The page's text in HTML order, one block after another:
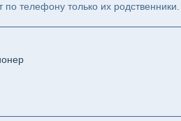
телефону только их